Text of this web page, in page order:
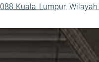
Kuala Lumpur,